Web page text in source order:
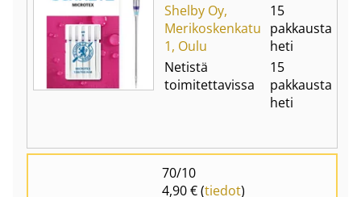
Shelby Oy,
Merikoskenkatu
1, Oulu
15
pakkausta
heti
Netistä
toimitettavissa
15
pakkausta
heti
70/10
4,90 € (tiedot)